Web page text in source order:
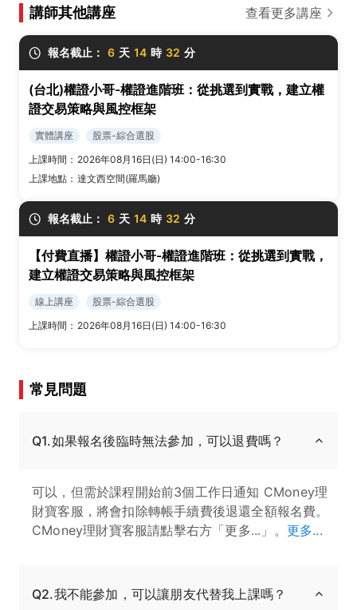
講師其他講座 查看更多講座
報名截止： 6 天 14 時 32 分
(台北)權證小哥-權證進階班：從挑選到實戰，建立權
證交易策略與風控框架
實體講座
股票-綜合選股
上課時間： 2026年08月16日(日) 14:00-16:30
上課地點： 達文西空間(羅馬廳)
報名截止： 6 天 14 時 32 分
【付費直播】權證小哥-權證進階班：從挑選到實戰，
建立權證交易策略與風控框架
線上講座
股票-綜合選股
上課時間： 2026年08月16日(日) 14:00-16:30
常見問題
Q1.如果報名後臨時無法參加，可以退費嗎？
可以，但需於課程開始前3個工作日通知 CMoney理
財寶客服，將會扣除轉帳手續費後退還全額報名費。
CMoney理財寶客服請點擊右方「更多...」。 更多...
Q2.我不能參加，可以讓朋友代替我上課嗎？